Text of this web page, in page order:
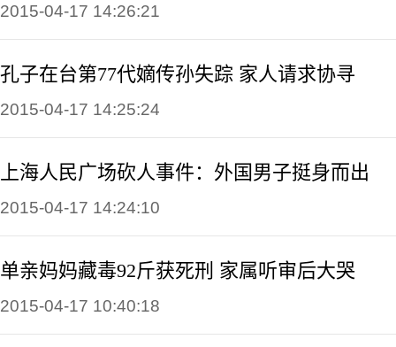
2015-04-17 14:26:21
孔子在台第77代嫡传孙失踪 家人请求协寻
2015-04-17 14:25:24
上海人民广场砍人事件：外国男子挺身而出
2015-04-17 14:24:10
单亲妈妈藏毒92斤获死刑 家属听审后大哭
2015-04-17 10:40:18